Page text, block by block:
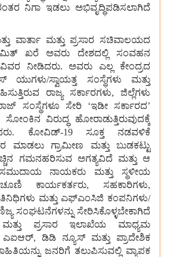
ನಿಗಾ ಇಡಲು ಅಭಿವೃದ್ಧಿಪಡಿಸಲಾಗಿದೆ
ವಾರ್ತಾ ಮತ್ತು ಪ್ರಸಾರ ಸಚಿವಾಲಯದ
ಖರೆ ಅವರು ದೇಶದಲ್ಲಿ
ಸಂವಹನ
ವಿವರ ನೀಡಿದರು. ಅವರು ಎಲ್ಲ
ಕೇಂದ್ರದ
ಯುಗಳು/ಸ್ವಾಯತ್ತ ಸಂಸ್ಥೆಗಳು
ಮತ್ತು
ರಾಜ್ಯ ಸರ್ಕಾರಗಳು, ಜಿಲ್ಲೆಗಳು
ಸಂಸ್ಥೆಗಳೂ ಸೇರಿ ‘ಇಡೀ ಸರ್ಕಾರದ’
ಸೋಂಕಿನ ವಿರುದ್ಧ
ಹೋರಾಡುತ್ತಿರುವುದಕ್ಕೆ
. ಕೋವಿಡ್-19 ಸೂಕ್ತ
ನಡವಳಿಕೆ
ಮಾಡಲು ಗ್ರಾಮೀಣ ಮತ್ತು
ಬುಡಕಟ್ಟು
ಗಮನಹರಿಸುವ ಅಗತ್ಯವಿದೆ ಮತ್ತು ಆ
ಸಮುದಾಯ ನಾಯಕರು ಮತ್ತು
ಸ್ಥಳೀಯ
ಕಾರ್ಯಕರ್ತರು,ಸಹಕಾರಿಗಳು,
ಮತ್ತು ಎಫ್ಎಂಸಿಜಿ ಕಂಪನಿಗಳು/
ಸಂಘಟನೆಗಳನ್ನು ಸೇರಿಸಿಕೊಳ್ಳಬೇಕಾಗಿದೆ
ಮತ್ತು ಪ್ರಸಾರ ಇಲಾಖೆಯ
ಮಾಧ್ಯಮ
ಎಐಆರ್, ಡಿಡಿ ನ್ಯೂಸ್ ಮತ್ತು
ಪ್ರಾದೇಶಿಕ
ಜನರಿಗೆ ತಲುಪಿಸುವಲ್ಲಿ ವ್ಯಾಪಕ